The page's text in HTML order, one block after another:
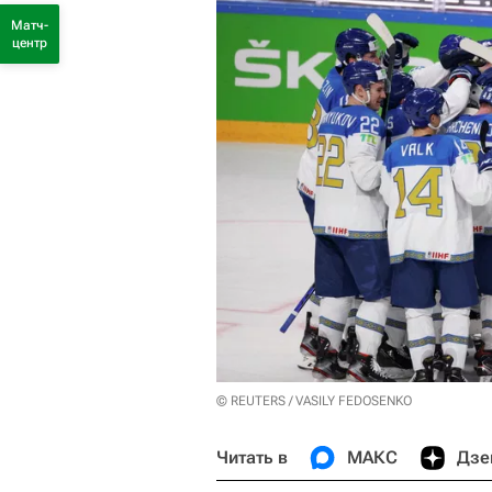
© REUTERS / VASILY FEDOSENKO
Читать в МАКС
Матч-
центр